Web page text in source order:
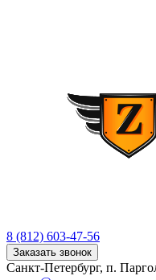
8 (812) 603-47-56
Заказать звонок
Санкт-Петербург, п.